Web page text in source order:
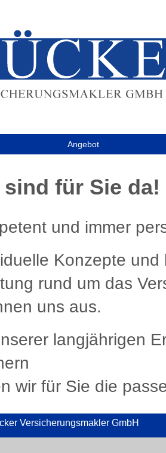
Angebot
für Sie da!
und immer
Konzepte
rund um das
uns aus.
langjährigen
wir für Sie die
Versicherungsmakler GmbH